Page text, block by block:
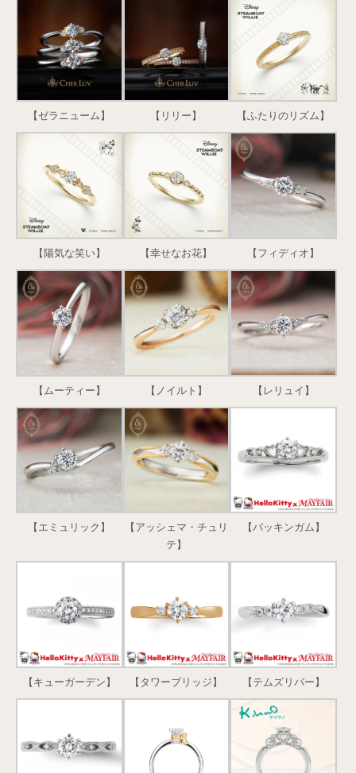
【ゼラニューム】 【リリー】 【ふたりのリズム】
【陽気な笑い】 【幸せなお花】 【フィディオ】
【ムーティー】 【ノイルト】 【レリュイ】
【エミュリック】
【アッシェマ・チュリ
テ】
【バッキンガム】
【キューガーデン】 【タワーブリッジ】 【テムズリバー】